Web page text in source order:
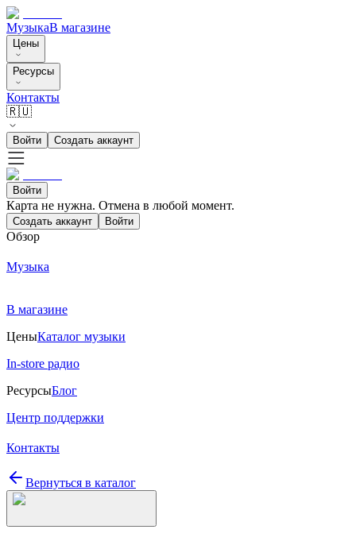
МузыкаВ магазине
Цены
Ресурсы
Контакты
🇷🇺
Войти Создать аккаунт
Войти
Карта не нужна. Отмена в любой момент.
Создать аккаунт Войти
Обзор
Музыка
В магазине
ЦеныКаталог музыки
In-store радио
РесурсыБлог
Центр поддержки
Контакты
Вернуться в каталог